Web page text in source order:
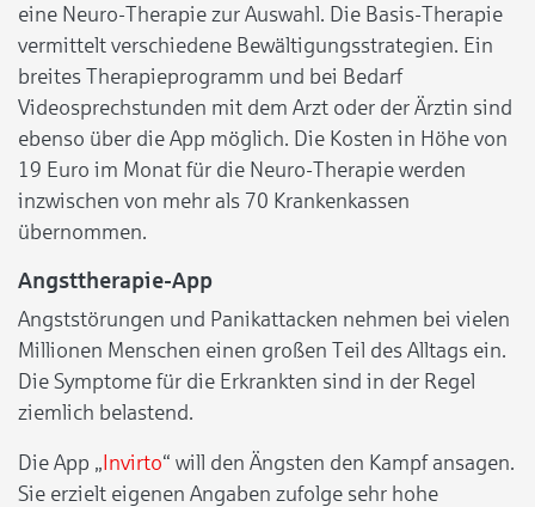
eine Neuro-Therapie zur Auswahl. Die Basis-Therapie
vermittelt verschiedene Bewältigungsstrategien. Ein
breites Therapieprogramm und bei Bedarf
Videosprechstunden mit dem Arzt oder der Ärztin sind
ebenso über die App möglich. Die Kosten in Höhe von
19 Euro im Monat für die Neuro-Therapie werden
inzwischen von mehr als 70 Krankenkassen
übernommen.
Angsttherapie-App
Angststörungen und Panikattacken nehmen bei vielen
Millionen Menschen einen großen Teil des Alltags ein.
Die Symptome für die Erkrankten sind in der Regel
ziemlich belastend.
Die App „Invirto“ will den Ängsten den Kampf ansagen.
Sie erzielt eigenen Angaben zufolge sehr hohe